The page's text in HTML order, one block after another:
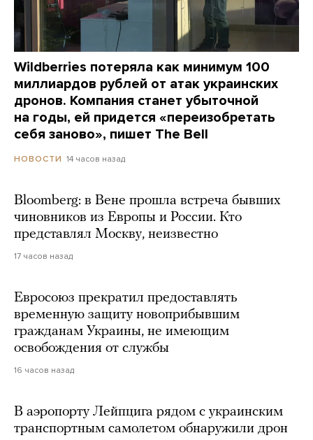
Wildberries потеряла как минимум 100
миллиардов рублей от атак украинских
дронов. Компания станет убыточной
на годы, ей придется «переизобретать
себя заново», пишет The Bell
НОВОСТИ 14 часов назад
Bloomberg: в Вене прошла встреча бывших
чиновников из Европы и России. Кто
представлял Москву, неизвестно
17 часов назад
Евросоюз прекратил предоставлять
временную защиту новоприбывшим
гражданам Украины, не имеющим
освобождения от службы
16 часов назад
В аэропорту Лейпцига рядом с украинским
транспортным самолетом обнаружили дрон